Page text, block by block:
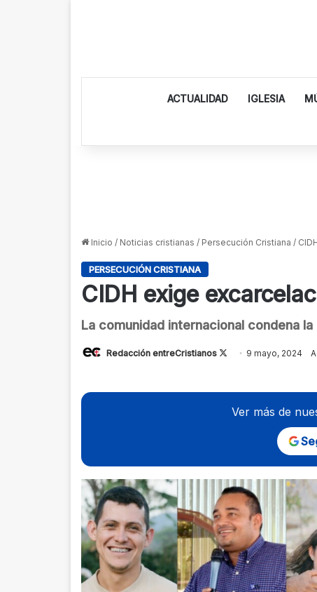
ACTUALIDAD IGLESIA
Inicio / Noticias cristianas / Persecución Cristiana /
PERSECUCIÓN CRISTIANA
CIDH exige
La comunidad internacional condena
Redacción entreCristianos
Follow9 mayo, 2024
Ver más de